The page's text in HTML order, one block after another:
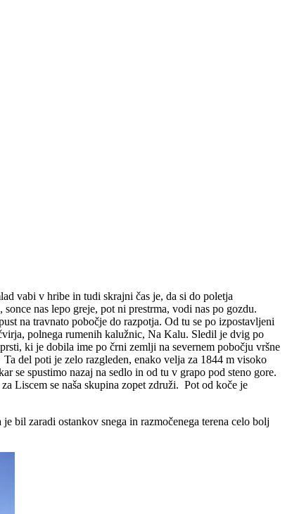
vabi v hribe in tudi skrajni čas je, da si do poletja
nas lepo greje, pot ni prestrma, vodi nas po gozdu.
na travnato pobočje do razpotja. Od tu se po izpostavljeni
polnega rumenih kalužnic, Na Kalu. Sledil je dvig po
ki je dobila ime po črni zemlji na severnem pobočju vršne
del poti je zelo razgleden, enako velja za 1844 m visoko
spustimo nazaj na sedlo in od tu v grapo pod steno gore.
Liscem se naša skupina zopet združi. Pot od koče je
bil zaradi ostankov snega in razmočenega terena celo bolj